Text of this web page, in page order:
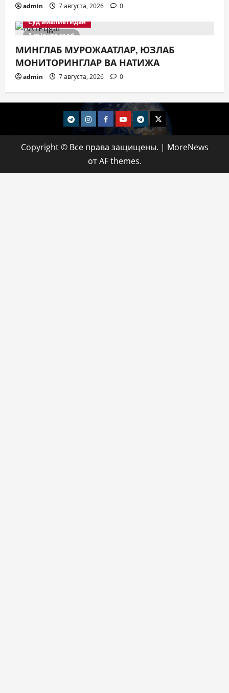
admin 7 августа, 2026 0
1 minute read
Суд амалиётидан
МИНГЛАБ МУРОЖААТЛАР, ЮЗЛАБ
МОНИТОРИНГЛАР ВА НАТИЖА
admin 7 августа, 2026 0
telegramInstagramFacebook
Youtubetelegram+
Twitter
Copyright © Все права защищены. | MoreNews
от AF themes.